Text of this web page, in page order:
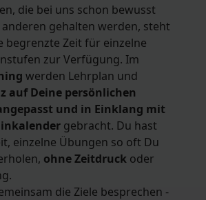
die bei uns schon bewusst
gehalten werden, steht
begrenzte Zeit für einzelne
zur Verfügung. Im
werden Lehrplan und
auf Deine persönlichen
und in Einklang mit
gebracht. Du hast
einzelne Übungen so oft Du
ohne Zeitdruck oder
die Ziele besprechen -